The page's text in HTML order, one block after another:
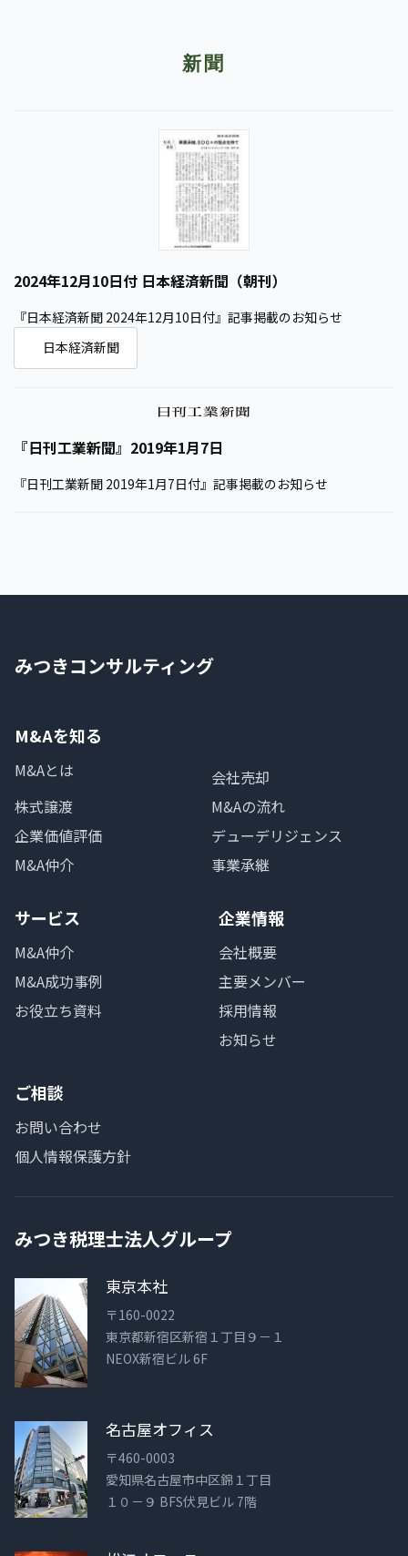
新聞
2024年12月10日付 日本経済新聞（朝刊）
『日本経済新聞 2024年12月10日付』記事掲載のお知らせ
日本経済新聞
『日刊工業新聞』2019年1月7日
『日刊工業新聞 2019年1月7日付』記事掲載のお知らせ
みつきコンサルティング
M&Aを知る
M&Aとは
会社売却
株式譲渡
M&Aの流れ
企業価値評価
デューデリジェンス
M&A仲介
事業承継
サービス
M&A仲介
M&A成功事例
お役立ち資料
企業情報
会社概要
主要メンバー
採用情報
お知らせ
ご相談
お問い合わせ
個人情報保護方針
みつき税理士法人グループ
東京本社
〒160-0022
東京都新宿区新宿１丁目９－１
NEOX新宿ビル 6F
名古屋オフィス
〒460-0003
愛知県名古屋市中区錦１丁目
１０－９ BFS伏見ビル 7階